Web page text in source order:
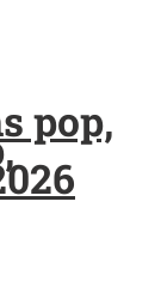
pop,